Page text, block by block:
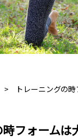
トレーニングの
フォームは